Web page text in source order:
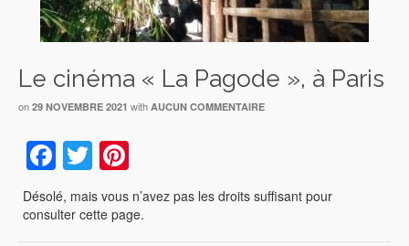
Le cinéma « La Pagode », à Paris
on 29 NOVEMBRE 2021 with AUCUN COMMENTAIRE
Facebook
Twitter
Désolé, mais vous n’avez pas les droits suffisant pour
consulter cette page.